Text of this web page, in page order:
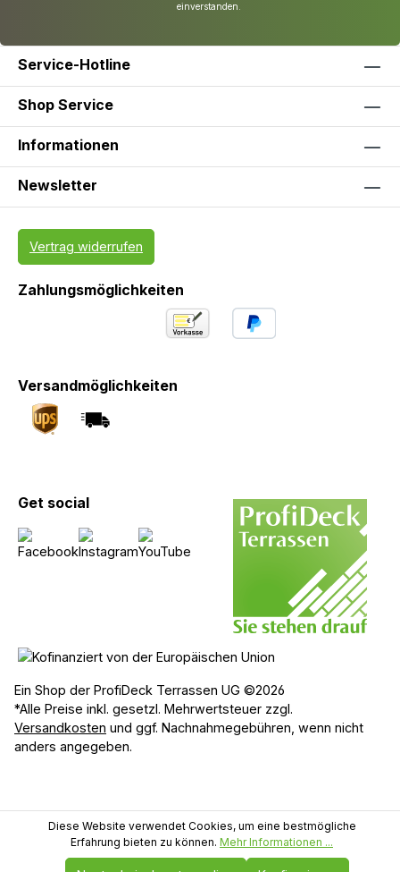
einverstanden.
Service-Hotline
Shop Service
Informationen
Newsletter
Vertrag widerrufen
Zahlungsmöglichkeiten
Versandmöglichkeiten
Get social
Ein Shop der ProfiDeck Terrassen UG ©2026
*Alle Preise inkl. gesetzl. Mehrwertsteuer zzgl.
Versandkosten und ggf. Nachnahmegebühren, wenn nicht
anders angegeben.
Diese Website verwendet Cookies, um eine bestmögliche
Erfahrung bieten zu können. Mehr Informationen ...